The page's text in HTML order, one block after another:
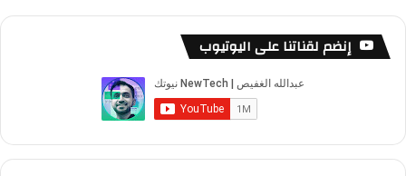
إنضم لقناتنا على اليوتيوب